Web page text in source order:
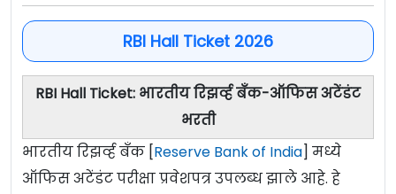
RBI Hall Ticket 2026
RBI Hall Ticket: भारतीय रिझर्व्ह बँक-ऑफिस अटेंडंट
भरती
भारतीय रिझर्व्ह बँक [Reserve Bank of India] मध्ये
ऑफिस अटेंडंट परीक्षा प्रवेशपत्र उपलब्ध झाले आहे. हे